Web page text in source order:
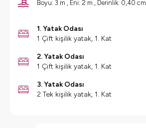
Boyu: 3 m , Eni: 2 m , Derinlik: 0,40 cm
1. Yatak Odası
1 Çift kişilik yatak, 1. Kat
2. Yatak Odası
1 Çift kişilik yatak, 1. Kat
3. Yatak Odası
2 Tek kişilik yatak, 1. Kat